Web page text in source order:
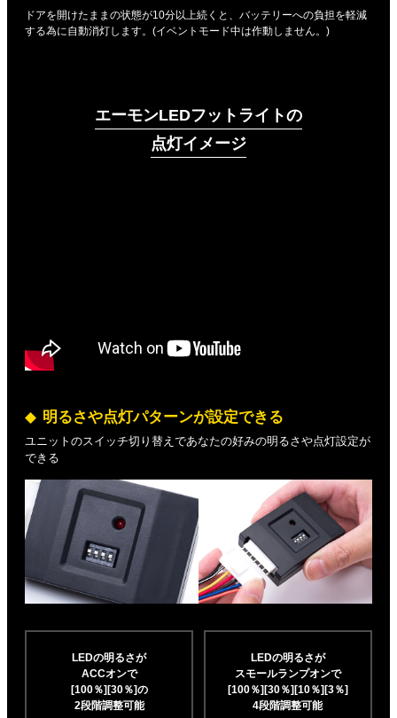
ドアを開けたままの状態が10分以上続くと、バッテリーへの負担を軽減
する為に自動消灯します。(イベントモード中は作動しません。)
エーモンLEDフットライトの
点灯イメージ
明るさや点灯パターンが設定できる
ユニットのスイッチ切り替えであなたの好みの明るさや点灯設定が
できる
LEDの明るさが
ACCオンで
[100％][30％]の
2段階調整可能
LEDの明るさが
スモールランプオンで
[100％][30％][10％][3％]
4段階調整可能